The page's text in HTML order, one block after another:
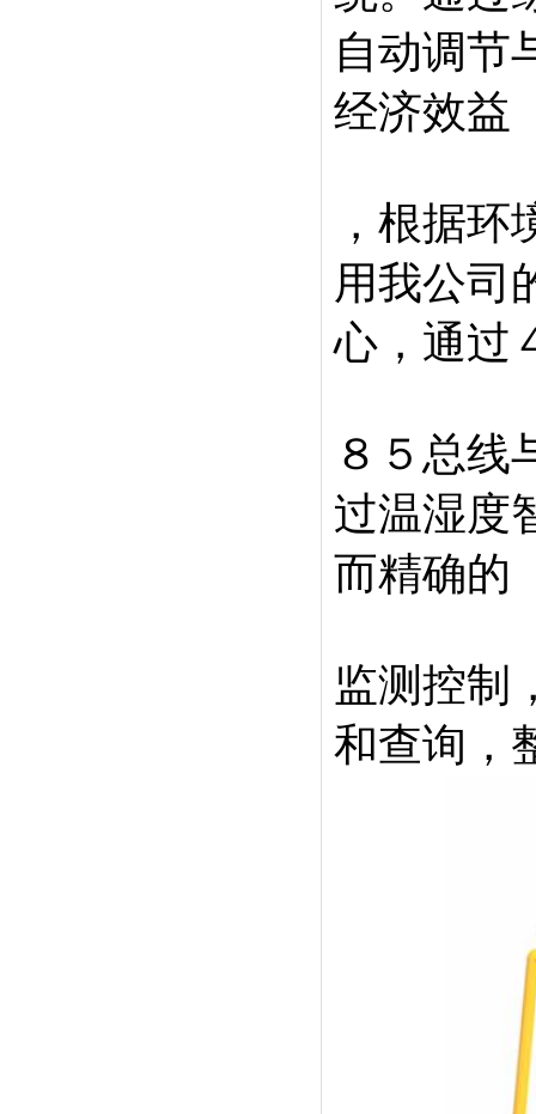
自动调节
经济效益
，根据
用我公司
心，通过
８５总线
过温湿度
而精确的
监测控制
和查询，